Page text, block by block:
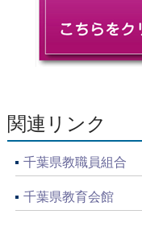
関連リンク
千葉県教職員組合
千葉県教育会館